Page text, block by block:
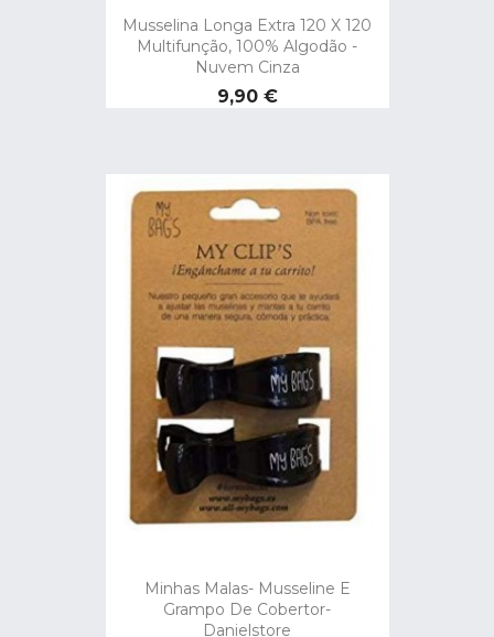
Musselina Longa Extra 120 X 120
Multifunção, 100% Algodão -
Nuvem Cinza
Preço
9,90 €
Minhas Malas- Musseline E
Grampo De Cobertor-
Danielstore